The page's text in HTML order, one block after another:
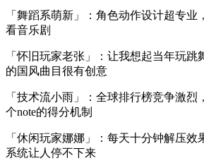
「舞蹈系萌新」：角色动作设计超专业
看音乐剧
「怀旧玩家老张」：让我想起当年玩跳
的国风曲目很有创意
「技术流小雨」：全球排行榜竞争激
个note的得分机制
「休闲玩家娜娜」：每天十分钟解压
系统让人停不下来